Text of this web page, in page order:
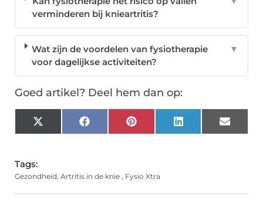
verminderen bij knieartritis?
Wat zijn de voordelen van fysiotherapie
voor dagelijkse activiteiten?
▼
Goed artikel? Deel hem dan op:
X
(Twitter)
FacebookPinterest LinkedIn Email
Tags:
Gezondheid, Artritis in de knie , Fysio Xtra